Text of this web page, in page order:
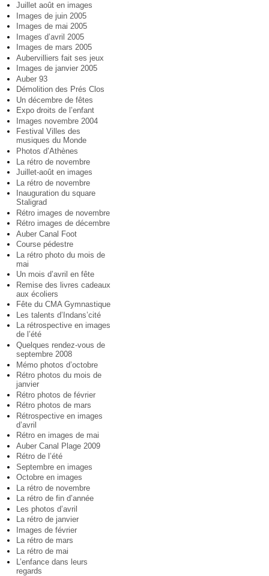
Juillet août en images
Images de juin 2005
Images de mai 2005
Images d’avril 2005
Images de mars 2005
Aubervilliers fait ses jeux
Images de janvier 2005
Auber 93
Démolition des Prés Clos
Un décembre de fêtes
Expo droits de l’enfant
Images novembre 2004
Festival Villes des
musiques du Monde
Photos d’Athènes
La rétro de novembre
Juillet-août en images
La rétro de novembre
Inauguration du square
Staligrad
Rétro images de novembre
Rétro images de décembre
Auber Canal Foot
Course pédestre
La rétro photo du mois de
mai
Un mois d’avril en fête
Remise des livres cadeaux
aux écoliers
Fête du CMA Gymnastique
Les talents d’Indans’cité
La rétrospective en images
de l’été
Quelques rendez-vous de
septembre 2008
Mémo photos d’octobre
Rétro photos du mois de
janvier
Rétro photos de février
Rétro photos de mars
Rétrospective en images
d’avril
Rétro en images de mai
Auber Canal Plage 2009
Rétro de l’été
Septembre en images
Octobre en images
La rétro de novembre
La rétro de fin d’année
Les photos d’avril
La rétro de janvier
Images de février
La rétro de mars
La rétro de mai
L’enfance dans leurs
regards